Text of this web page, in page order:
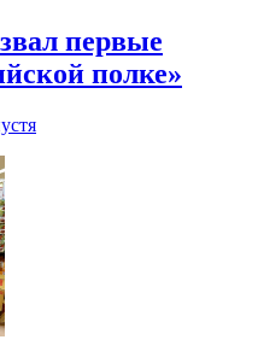
первые
полке»